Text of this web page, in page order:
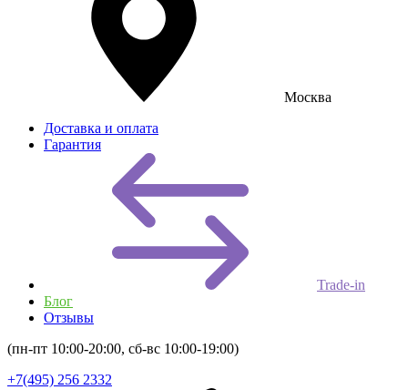
Москва
Доставка и оплата
Гарантия
Trade-in
Блог
Отзывы
(пн-пт 10:00-20:00, сб-вс 10:00-19:00)
+7(495) 256 2332